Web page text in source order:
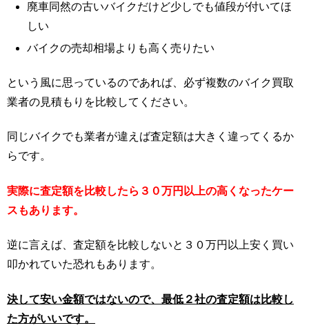
廃車同然の古いバイクだけど少しでも値段が付いてほ
しい
バイクの売却相場よりも高く売りたい
という風に思っているのであれば、必ず複数のバイク買取
業者の見積もりを比較してください。
同じバイクでも業者が違えば査定額は大きく違ってくるか
らです。
実際に査定額を比較したら３０万円以上の高くなったケー
スもあります。
逆に言えば、査定額を比較しないと３０万円以上安く買い
叩かれていた恐れもあります。
決して安い金額ではないので、最低２社の査定額は比較し
た方がいいです。